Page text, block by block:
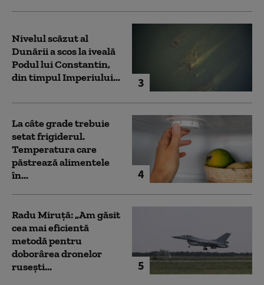
3
Nivelul scăzut al
Dunării a scos la iveală
Podul lui Constantin,
din timpul Imperiului...
4
La câte grade trebuie
setat frigiderul.
Temperatura care
păstrează alimentele
în...
5
Radu Miruță: „Am găsit
cea mai eficientă
metodă pentru
doborârea dronelor
rusești...